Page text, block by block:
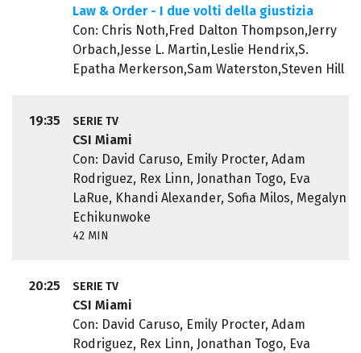
Law & Order - I due volti della giustizia
Con: Chris Noth,Fred Dalton Thompson,Jerry
Orbach,Jesse L. Martin,Leslie Hendrix,S.
Epatha Merkerson,Sam Waterston,Steven Hill
19:35 SERIE TV
CSI Miami
Con: David Caruso, Emily Procter, Adam
Rodriguez, Rex Linn, Jonathan Togo, Eva
LaRue, Khandi Alexander, Sofia Milos, Megalyn
Echikunwoke
42 MIN
20:25 SERIE TV
CSI Miami
Con: David Caruso, Emily Procter, Adam
Rodriguez, Rex Linn, Jonathan Togo, Eva